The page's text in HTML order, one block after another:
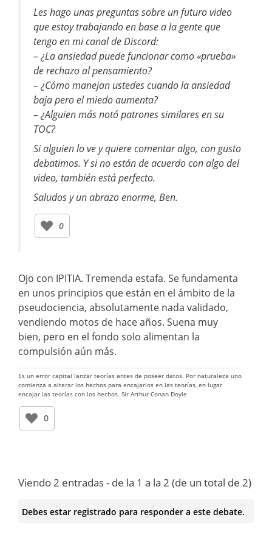
Les hago unas preguntas sobre un futuro video
que estoy trabajando en base a la gente que
tengo en mi canal de Discord:
– ¿La ansiedad puede funcionar como «prueba»
de rechazo al pensamiento?
– ¿Cómo manejan ustedes cuando la ansiedad
baja pero el miedo aumenta?
– ¿Alguien más notó patrones similares en su
TOC?
Si alguien lo ve y quiere comentar algo, con gusto
debatimos. Y si no están de acuerdo con algo del
video, también está perfecto.
Saludos y un abrazo enorme, Ben.
0
Ojo con IPITIA. Tremenda estafa. Se fundamenta
en unos principios que están en el ámbito de la
pseudociencia, absolutamente nada validado,
vendiendo motos de hace años. Suena muy
bien, pero en el fondo solo alimentan la
compulsión aún más.
Es un error capital lanzar teorías antes de poseer datos. Por naturaleza uno
comienza a alterar los hechos para encajarlos en las teorías, en lugar
encajar las teorías con los hechos. Sir Arthur Conan Doyle
0
Viendo 2 entradas - de la 1 a la 2 (de un total de 2)
Debes estar registrado para responder a este debate.